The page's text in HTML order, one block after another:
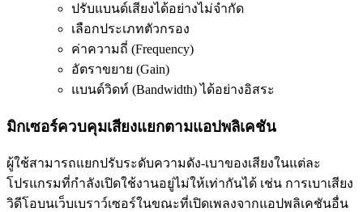
ปรับแบนด์เสียงได้อย่างไม่จำกัด
เลือกประเภทตัวกรอง
ค่าความถี่ (Frequency)
อัตราขยาย (Gain)
แบนด์วิดท์ (Bandwidth) ได้อย่างอิสระ
มิกเซอร์ควบคุมเสียงแยกตามแอปพลิเคชัน
ผู้ใช้สามารถแยกปรับระดับความดัง-เบาของเสียงในแต่ละ
โปรแกรมที่กำลังเปิดใช้งานอยู่ไม่ให้เท่ากันได้ เช่น การเบาเสียง
วิดีโอบนเว็บเบราว์เซอร์ในขณะที่เปิดเพลงจากแอปพลิเคชันอื่น